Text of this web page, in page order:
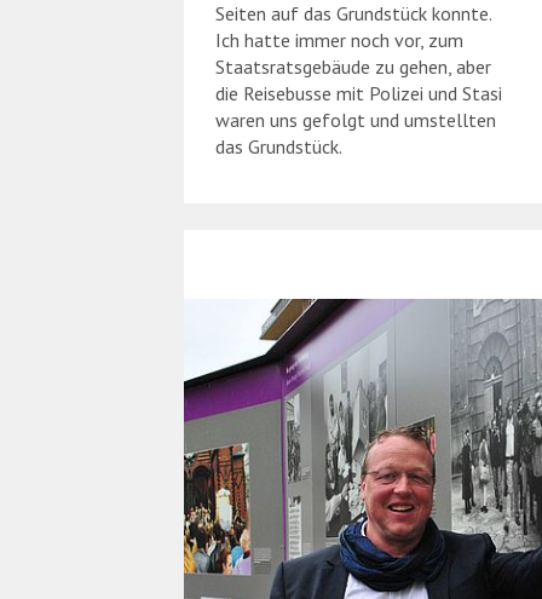
Seiten auf das Grundstück konnte.
Ich hatte immer noch vor, zum
Staatsratsgebäude zu gehen, aber
die Reisebusse mit Polizei und Stasi
waren uns gefolgt und umstellten
das Grundstück.